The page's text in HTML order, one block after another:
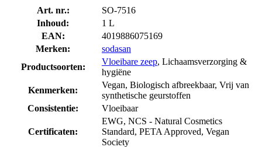
Art. nr.:
SO-7516
Inhoud:
1 L
EAN:
4019886075169
Merken:
sodasan
Productsoorten:
Vloeibare zeep, Lichaamsverzorging &
hygiëne
Kenmerken:
Vegan, Biologisch afbreekbaar, Vrij van
synthetische geurstoffen
Consistentie:
Vloeibaar
Certificaten:
EWG, NCS - Natural Cosmetics
Standard, PETA Approved, Vegan
Society